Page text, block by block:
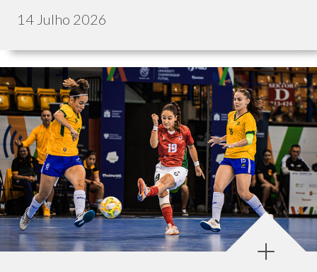
Data de publicação:
14 Julho 2026